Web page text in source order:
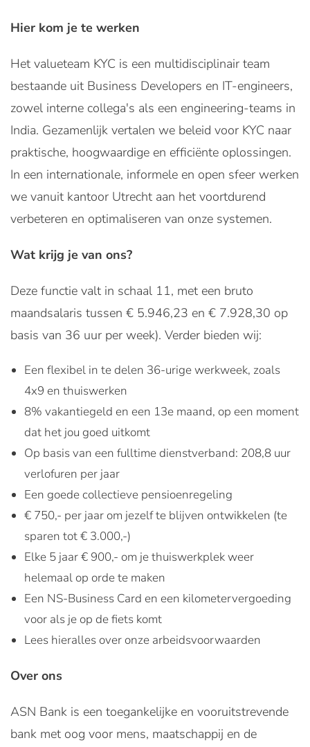
Hier kom je te werken
Het valueteam KYC is een multidisciplinair team
bestaande uit Business Developers en IT-engineers,
zowel interne collega's als een engineering-teams in
India. Gezamenlijk vertalen we beleid voor KYC naar
praktische, hoogwaardige en efficiënte oplossingen.
In een internationale, informele en open sfeer werken
we vanuit kantoor Utrecht aan het voortdurend
verbeteren en optimaliseren van onze systemen.
Wat krijg je van ons?
Deze functie valt in schaal 11, met een bruto
maandsalaris tussen € 5.946,23 en € 7.928,30 op
basis van 36 uur per week). Verder bieden wij:
Een flexibel in te delen 36-urige werkweek, zoals
4x9 en thuiswerken
8% vakantiegeld en een 13e maand, op een moment
dat het jou goed uitkomt
Op basis van een fulltime dienstverband: 208,8 uur
verlofuren per jaar
Een goede collectieve pensioenregeling
€ 750,- per jaar om jezelf te blijven ontwikkelen (te
sparen tot € 3.000,-)
Elke 5 jaar € 900,- om je thuiswerkplek weer
helemaal op orde te maken
Een NS-Business Card en een kilometervergoeding
voor als je op de fiets komt
Lees hieralles over onze arbeidsvoorwaarden
Over ons
ASN Bank is een toegankelijke en vooruitstrevende
bank met oog voor mens, maatschappij en de